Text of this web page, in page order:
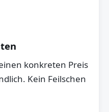
konkreten Preis
Kein Feilschen